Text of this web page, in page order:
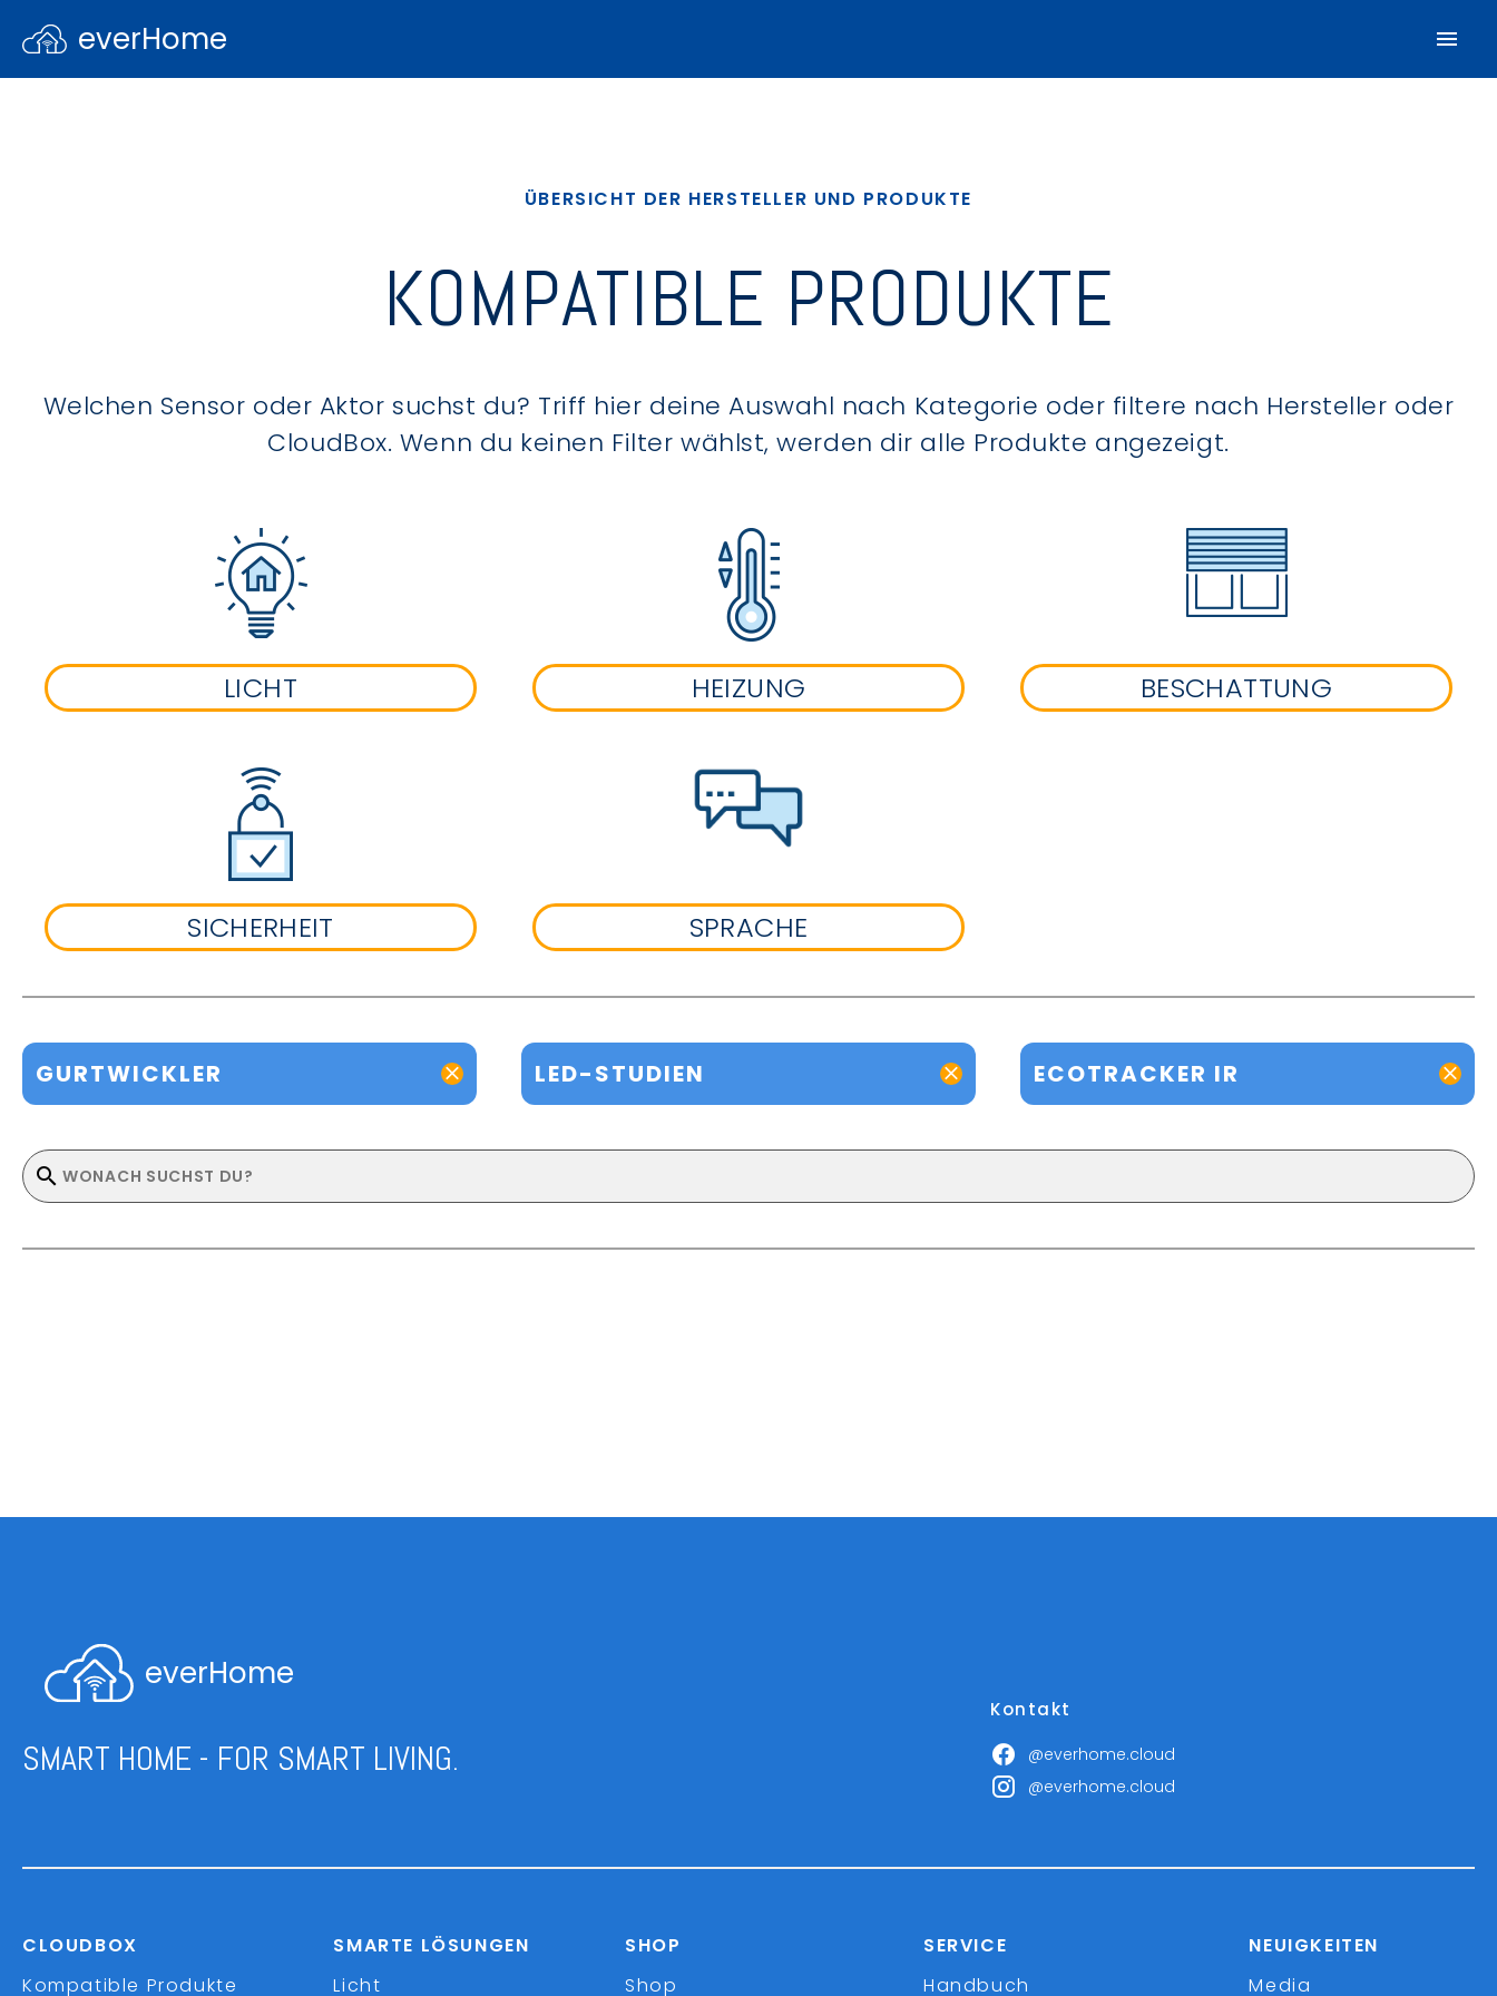
everHome
ÜBERSICHT DER HERSTELLER UND PRODUKTE
KOMPATIBLE PRODUKTE
Welchen Sensor oder Aktor suchst du? Triff hier deine Auswahl nach Kategorie oder filtere nach Hersteller oder
CloudBox. Wenn du keinen Filter wählst, werden dir alle Produkte angezeigt.
LICHT HEIZUNG BESCHATTUNG
SICHERHEIT SPRACHE
GURTWICKLER LED-STUDIEN ECOTRACKER IR
everHome
SMART HOME - FOR SMART LIVING.
Kontakt
@everhome.cloud
@everhome.cloud
CLOUDBOX
Kompatible Produkte
SMARTE LÖSUNGEN
Licht
SHOP
Shop
SERVICE
Handbuch
NEUIGKEITEN
Media